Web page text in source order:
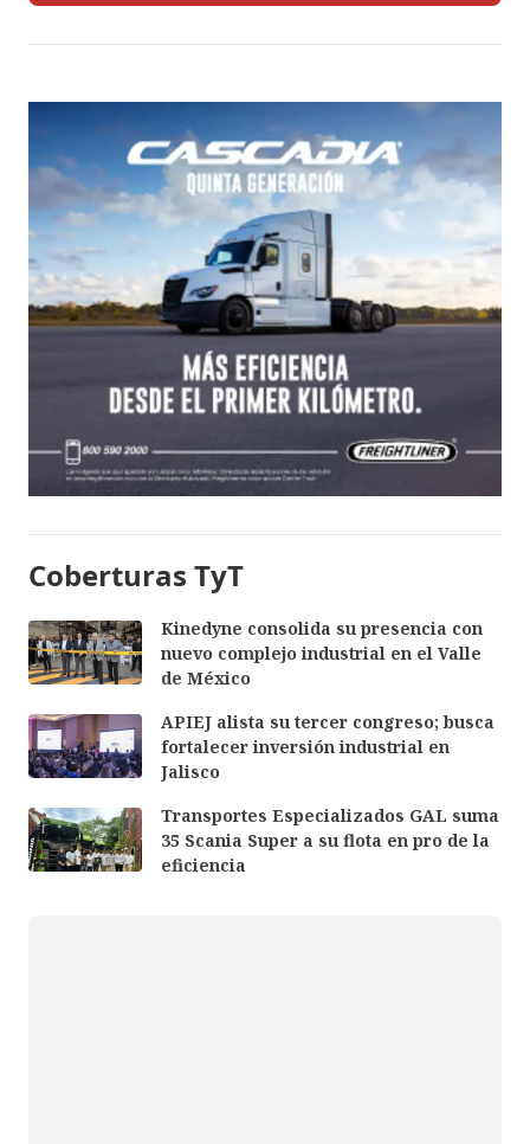
Coberturas TyT
Kinedyne consolida su presencia con
nuevo complejo industrial en el Valle
de México
APIEJ alista su tercer congreso; busca
fortalecer inversión industrial en
Jalisco
Transportes Especializados GAL suma
35 Scania Super a su flota en pro de la
eficiencia